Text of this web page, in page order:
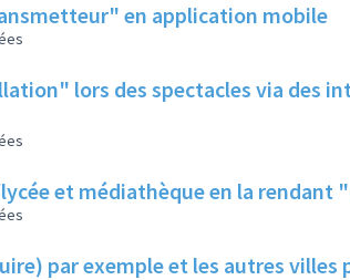
en application mobile
lors des spectacles via des
et médiathèque en la rendant
par exemple et les autres villes